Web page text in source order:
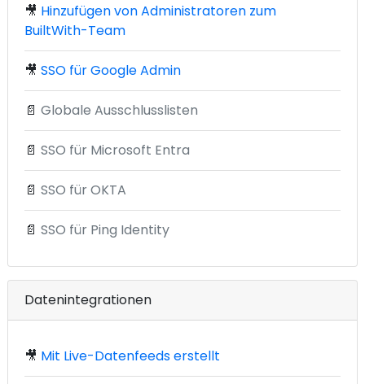
🎥 Hinzufügen von Administratoren zum
BuiltWith-Team
🎥 SSO für Google Admin
📄 Globale Ausschlusslisten
📄 SSO für Microsoft Entra
📄 SSO für OKTA
📄 SSO für Ping Identity
Datenintegrationen
🎥 Mit Live-Datenfeeds erstellt